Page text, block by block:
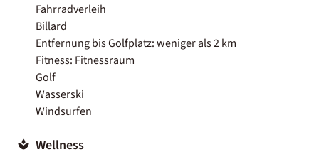
Fahrradverleih
Billard
Entfernung bis Golfplatz: weniger als 2 km
Fitness: Fitnessraum
Golf
Wasserski
Windsurfen
Wellness